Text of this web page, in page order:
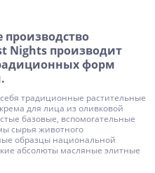
Nights производит
форм
традиционные растительные
для лица из оливковой
базовые, вспомогательные
сырья животного
образцы национальной
абсолюты масляные элитные